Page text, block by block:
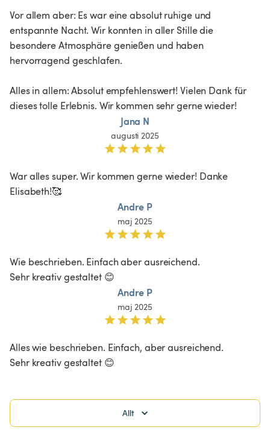
Vor allem aber: Es war eine absolut ruhige und
entspannte Nacht. Wir konnten in aller Stille die
besondere Atmosphäre genießen und haben
hervorragend geschlafen.
Alles in allem: Absolut empfehlenswert! Vielen Dank für
dieses tolle Erlebnis. Wir kommen sehr gerne wieder!
Jana N
augusti 2025
War alles super. Wir kommen gerne wieder! Danke
Elisabeth!🥰
Andre P
maj 2025
Wie beschrieben. Einfach aber ausreichend.
Sehr kreativ gestaltet 😊
Andre P
maj 2025
Alles wie beschrieben. Einfach, aber ausreichend.
Sehr kreativ gestaltet 😊
Allt